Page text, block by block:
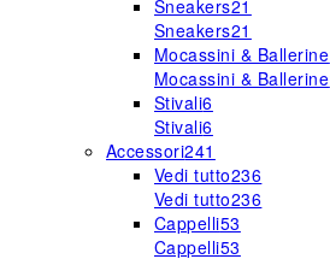
Sneakers21
Sneakers21
Mocassini & Ballerine
Mocassini & Ballerine
Stivali6
Stivali6
Accessori241
Vedi tutto236
Vedi tutto236
Cappelli53
Cappelli53